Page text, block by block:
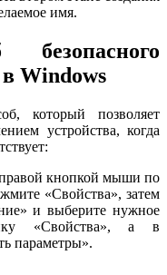
имя.
Windows
который позволяет
устройства, когда
кнопкой мыши по
«Свойства», затем
и выберите нужное
«Свойства», а в
параметры».